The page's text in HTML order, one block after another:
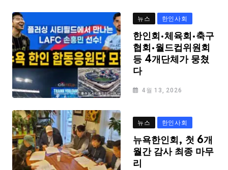
뉴스 한인사회
한인회·체육회·축구
협회·월드컵위원회
등 4개단체가 뭉쳤
다
4월 13, 2026
뉴스 한인사회
뉴욕한인회, 첫 6개
월간 감사 최종 마무
리